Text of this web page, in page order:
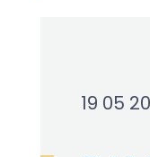
19 05